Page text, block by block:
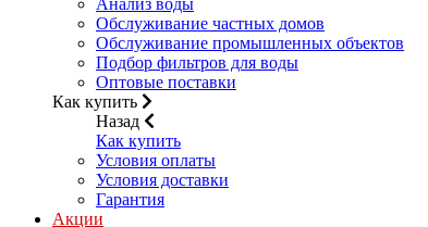
Анализ воды
Обслуживание частных домов
Обслуживание промышленных объектов
Подбор фильтров для воды
Оптовые поставки
Как купить
Назад
Как купить
Условия оплаты
Условия доставки
Гарантия
Акции